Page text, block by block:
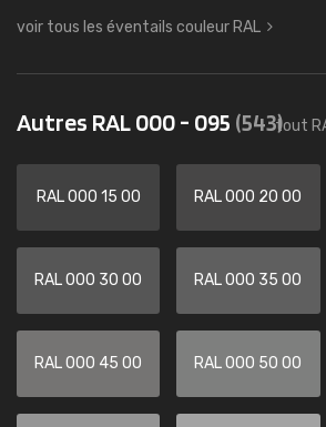
voir tous les éventails couleur RAL
Autres RAL 000 - 095 (543)tout
RAL 000 15 00 RAL 000 20 00
RAL 000 30 00 RAL 000 35 00
RAL 000 45 00 RAL 000 50 00